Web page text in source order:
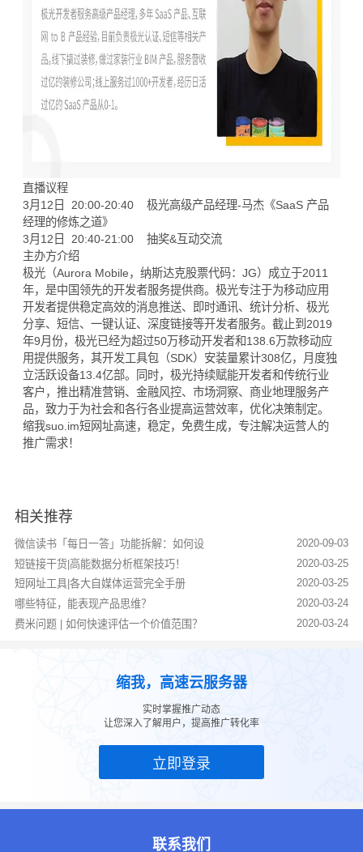
直播议程
3月12日 20:00-20:40 极光高级产品经理-马杰《SaaS 产品
经理的修炼之道》
3月12日 20:40-21:00 抽奖&互动交流
主办方介绍
极光（Aurora Mobile，纳斯达克股票代码：JG）成立于2011
年，是中国领先的开发者服务提供商。极光专注于为移动应用
开发者提供稳定高效的消息推送、即时通讯、统计分析、极光
分享、短信、一键认证、深度链接等开发者服务。截止到2019
年9月份，极光已经为超过50万移动开发者和138.6万款移动应
用提供服务，其开发工具包（SDK）安装量累计308亿，月度独
立活跃设备13.4亿部。同时，极光持续赋能开发者和传统行业
客户，推出精准营销、金融风控、市场洞察、商业地理服务产
品，致力于为社会和各行各业提高运营效率，优化决策制定。
缩我suo.im短网址高速，稳定，免费生成，专注解决运营人的
推广需求！
相关推荐
微信读书「每日一答」功能拆解：如何设
2020-09-03
短链接干货|高能数据分析框架技巧！
2020-03-25
短网址工具|各大自媒体运营完全手册
2020-03-25
哪些特征，能表现产品思维？
2020-03-24
费米问题 | 如何快速评估一个价值范围？
2020-03-24
缩我，高速云服务器
实时掌握推广动态
让您深入了解用户，提高推广转化率
立即登录
联系我们